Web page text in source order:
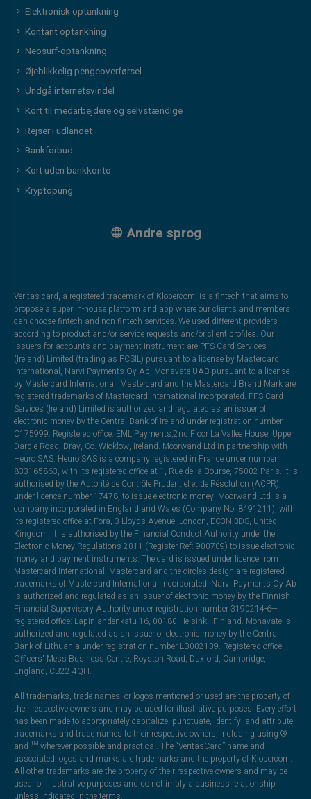
Elektronisk optankning
Kontant optankning
Neosurf-optankning
Øjeblikkelig pengeoverførsel
Undgå internetsvindel
Kort til medarbejdere og selvstændige
Rejser i udlandet
Bankforbud
Kort uden bankkonto
Kryptopung
Andre sprog
Veritas card, a registered trademark of Klopercom, is a fintech that aims to
propose a super in-house platform and app where our clients and members
can choose fintech and non-fintech services. We used different providers
according to product and/or service requests and/or client profiles. Our
issuers for accounts and payment instrument are PFS Card Services
(Ireland) Limited (trading as PCSIL) pursuant to a license by Mastercard
International, Narvi Payments Oy Ab, Monavate UAB pursuant to a license
by Mastercard International. Mastercard and the Mastercard Brand Mark are
registered trademarks of Mastercard International Incorporated. PFS Card
Services (Ireland) Limited is authorized and regulated as an issuer of
electronic money by the Central Bank of Ireland under registration number
C175999. Registered office: EML Payments,2nd Floor La Vallee House, Upper
Dargle Road, Bray, Co. Wicklow, Ireland. Moorwand Ltd in partnership with
Heuro SAS. Heuro SAS is a company registered in France under number
833165863, with its registered office at 1, Rue de la Bourse, 75002 Paris. It is
authorised by the Autorité de Contrôle Prudentiel et de Résolution (ACPR),
under licence number 17478, to issue electronic money. Moorwand Ltd is a
company incorporated in England and Wales (Company No. 8491211), with
its registered office at Fora, 3 Lloyds Avenue, London, EC3N 3DS, United
Kingdom. It is authorised by the Financial Conduct Authority under the
Electronic Money Regulations 2011 (Register Ref: 900709) to issue electronic
money and payment instruments. The card is issued under licence from
Mastercard International. Mastercard and the circles design are registered
trademarks of Mastercard International Incorporated. Narvi Payments Oy Ab
is authorized and regulated as an issuer of electronic money by the Finnish
Financial Supervisory Authority under registration number 3190214-6—
registered office: Lapinlahdenkatu 16, 00180 Helsinki, Finland. Monavate is
authorized and regulated as an issuer of electronic money by the Central
Bank of Lithuania under registration number LB002139. Registered office:
Officers' Mess Business Centre, Royston Road, Duxford, Cambridge,
England, CB22 4QH.
All trademarks, trade names, or logos mentioned or used are the property of
their respective owners and may be used for illustrative purposes. Every effort
has been made to appropriately capitalize, punctuate, identify, and attribute
trademarks and trade names to their respective owners, including using ®
and ™ wherever possible and practical. The “VeritasCard” name and
associated logos and marks are trademarks and the property of Klopercom.
All other trademarks are the property of their respective owners and may be
used for illustrative purposes and do not imply a business relationship
unless indicated in the terms.